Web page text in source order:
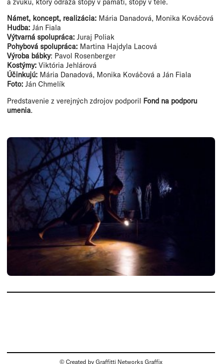
a zvuku, ktorý odráža stopy v pamäti, stopy v tele.
Námet, koncept, realizácia: Mária Danadová, Monika Kováčová
Hudba: Ján Fiala
Výtvarná spolupráca: Juraj Poliak
Pohybová spolupráca: Martina Hajdyla Lacová
Výroba bábky: Pavol Rosenberger
Kostýmy: Viktória Jehlárová
Účinkujú: Mária Danadová, Monika Kováčová a Ján Fiala
Foto: Ján Chmelík
Predstavenie z verejných zdrojov podporil Fond na podporu
umenia.
© Created by Graffitti Networks Graffix